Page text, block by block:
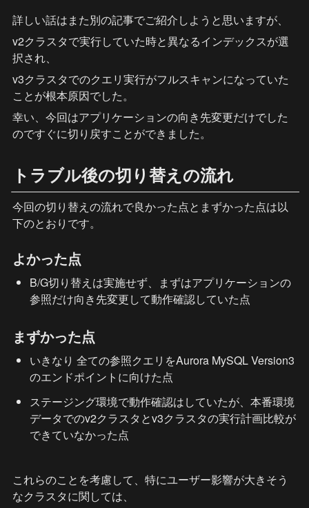
詳しい話はまた別の記事でご紹介しようと思いますが、
v2クラスタで実行していた時と異なるインデックスが選
択され、
v3クラスタでのクエリ実行がフルスキャンになっていた
ことが根本原因でした。
幸い、今回はアプリケーションの向き先変更だけでした
のですぐに切り戻すことができました。
トラブル後の切り替えの流れ
今回の切り替えの流れで良かった点とまずかった点は以
下のとおりです。
よかった点
B/G切り替えは実施せず、まずはアプリケーションの
参照だけ向き先変更して動作確認していた点
まずかった点
いきなり 全ての参照クエリをAurora MySQL Version3
のエンドポイントに向けた点
ステージング環境で動作確認はしていたが、本番環境
データでのv2クラスタとv3クラスタの実行計画比較が
できていなかった点
これらのことを考慮して、特にユーザー影響が大きそう
なクラスタに関しては、